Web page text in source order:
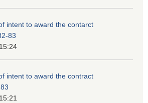
intent to award the contarct
83
intent to award the contract